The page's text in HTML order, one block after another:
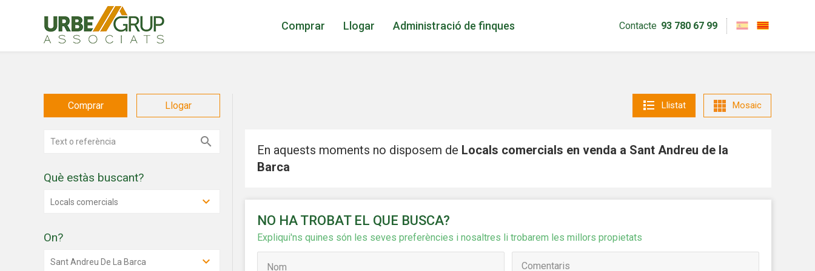
Comprar Llogar Administració de finques Contacte 93 780 67 99
Comprar Llogar
Què estàs buscant?
Locals comercials
On?
Sant Andreu De La Barca
Llistat Mosaic
En aquests moments no disposem de Locals comercials en venda a Sant Andreu de la
Barca
NO HA TROBAT EL QUE BUSCA?
Expliqui'ns quines són les seves preferències i nosaltres li trobarem les millors propietats
Tècniques i funcionals
Aquest lloc web utilitza cookies pròpies per recopilar informació amb la finalitat de
millorar els nostres serveis. Si continua navegant, suposa l'acceptació de la instal·lació
de les mateixes. L'usuari té la possibilitat de configurar el navegador podent, si així ho